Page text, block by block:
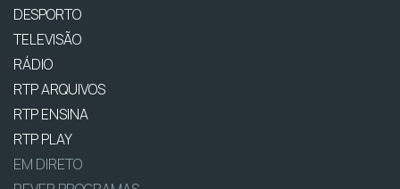
DESPORTO
TELEVISÃO
RÁDIO
RTP ARQUIVOS
RTP ENSINA
RTP PLAY
EM DIRETO